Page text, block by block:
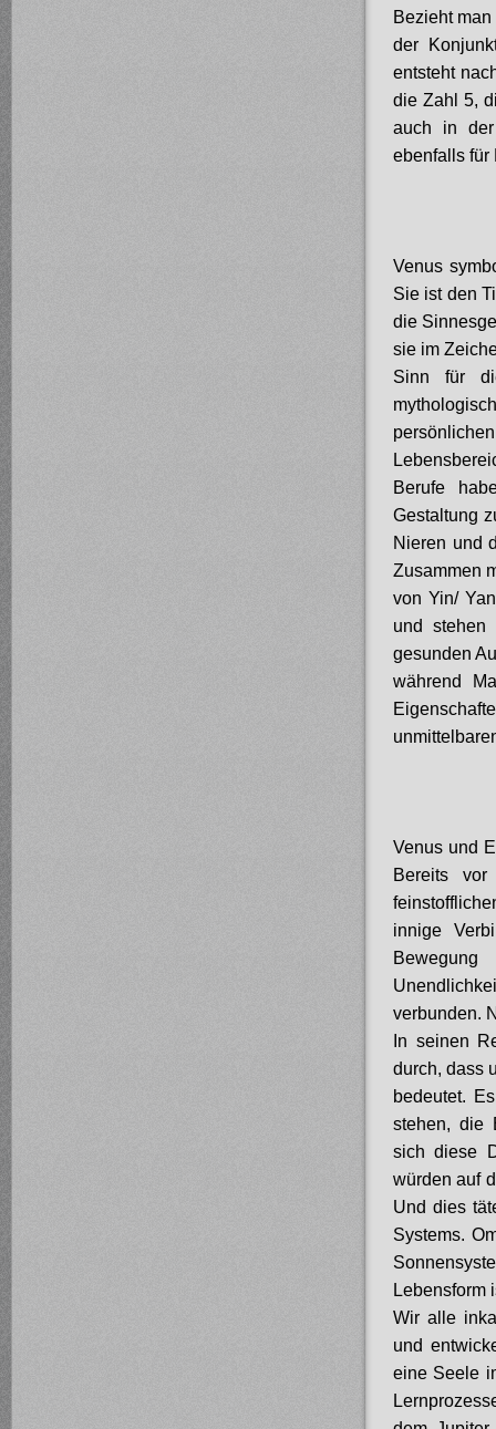
Bezieht
der
entsteht
die Zahl 5,
auch in
ebenfalls für
Venus
Sie ist den
die
sie im
Sinn für
Berufe
Gestaltung
Nieren und
Zusammen
von Yin/
und stehen
gesunden
während
Venus und
Bereits
innige
verbunden.
In seinen
durch, dass
bedeutet.
stehen, die
sich diese
würden auf
Und dies
Systems.
Lebensform
Wir alle
und
eine Seele